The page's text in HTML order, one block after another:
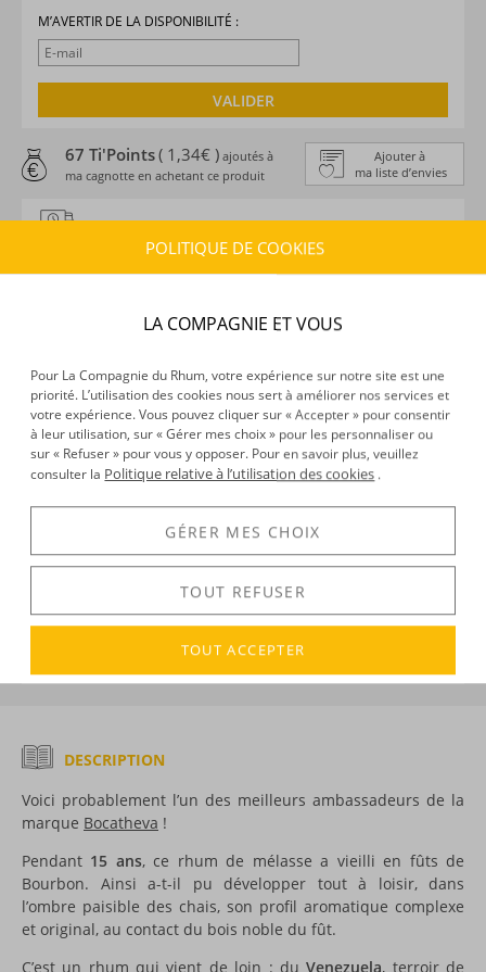
M’AVERTIR DE LA DISPONIBILITÉ :
VALIDER
Ajouter à
ma liste d’envies
67 Ti'Points( 1,34€ ) ajoutés à
ma cagnotte en achetant ce produit
ESTIMATION DE LIVRAISON
Entre le07/08/2026et le10/08/2026
Frais :À partir de 9,90 € ( )
Type d’alcool :Rhum traditionnel
Provenance :Venezuela
Distillation : Colonne
Environnement de vieillissement :Tropical
Or 2025 au Spirits Business
DÉCOUVERTE
Voir tous les produits :Bocatheva
DESCRIPTION
Voici probablement l’un des meilleurs ambassadeurs de la
marque Bocatheva !
Pendant 15 ans, ce rhum de mélasse a vieilli en fûts de
Bourbon. Ainsi a-t-il pu développer tout à loisir, dans
l’ombre paisible des chais, son profil aromatique complexe
et original, au contact du bois noble du fût.
C’est un rhum qui vient de loin : duVenezuela, terroir de
POLITIQUE DE COOKIES
LA COMPAGNIE ET VOUS
Pour La Compagnie du Rhum, votre expérience sur notre site est une
priorité. L’utilisation des cookies nous sert à améliorer nos services et
votre expérience. Vous pouvez cliquer sur « Accepter » pour consentir
à leur utilisation, sur « Gérer mes choix » pour les personnaliser ou
sur « Refuser » pour vous y opposer. Pour en savoir plus, veuillez
consulter la Politique relative à l’utilisation des cookies .
GÉRER MES CHOIX
TOUT REFUSER
TOUT ACCEPTER